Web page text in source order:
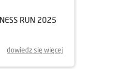
RUN 2025
dowiedz się więcej